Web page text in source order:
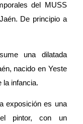
del MUSS
De principio a
una dilatada
nacido en Yeste
la infancia.
exposición es una
pintor, con un